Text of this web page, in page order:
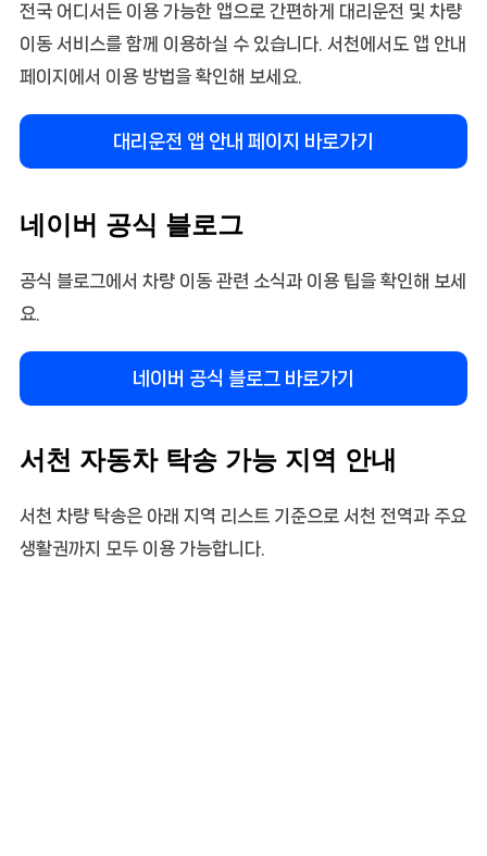
전국 어디서든 이용 가능한 앱으로 간편하게 대리운전 및 차량
이동 서비스를 함께 이용하실 수 있습니다. 서천에서도 앱 안내
페이지에서 이용 방법을 확인해 보세요.
대리운전 앱 안내 페이지 바로가기
네이버 공식 블로그
공식 블로그에서 차량 이동 관련 소식과 이용 팁을 확인해 보세
요.
네이버 공식 블로그 바로가기
서천 자동차 탁송 가능 지역 안내
서천 차량 탁송은 아래 지역 리스트 기준으로 서천 전역과 주요
생활권까지 모두 이용 가능합니다.